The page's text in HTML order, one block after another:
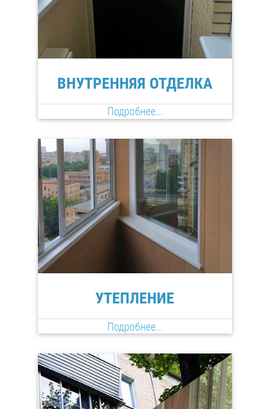
ВНУТРЕННЯЯ ОТДЕЛКА
Подробнее...
УТЕПЛЕНИЕ
Подробнее...